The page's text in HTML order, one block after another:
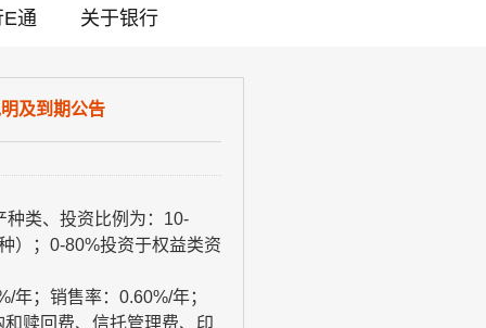
E通 关于银行
及到期公告
类、投资比例为： 10-
）； 0-80%投资于权益类资
年；销售率： 0.60%/年；
赎回费、信托管理费、印